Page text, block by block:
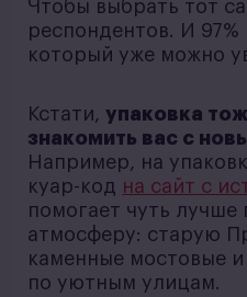
Чтобы выбрать тот
респондентов. И
который уже можно
Кстати, упаковка
знакомить вас с
Например, на
куар-код на сайт с
помогает чуть лучше
атмосферу: старую
каменные мостовые
по уютным улицам.